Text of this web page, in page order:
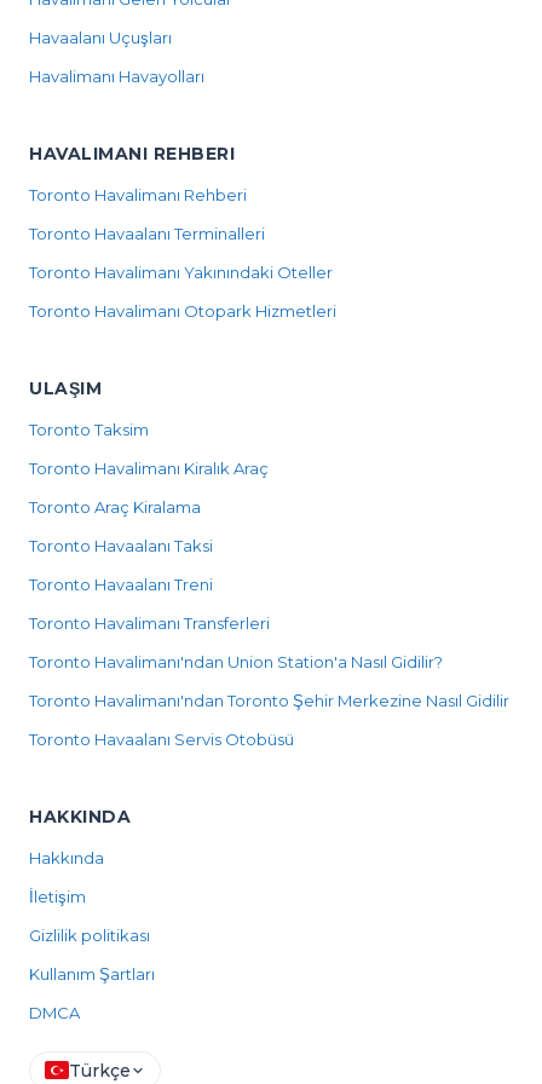
Havaalanı Uçuşları
Havalimanı Havayolları
HAVALIMANI REHBERI
Toronto Havalimanı Rehberi
Toronto Havaalanı Terminalleri
Toronto Havalimanı Yakınındaki Oteller
Toronto Havalimanı Otopark Hizmetleri
ULAŞIM
Toronto Taksim
Toronto Havalimanı Kiralık Araç
Toronto Araç Kiralama
Toronto Havaalanı Taksi
Toronto Havaalanı Treni
Toronto Havalimanı Transferleri
Toronto Havalimanı'ndan Union Station'a Nasıl Gidilir?
Toronto Havalimanı'ndan Toronto Şehir Merkezine Nasıl Gidilir
Toronto Havaalanı Servis Otobüsü
HAKKINDA
Hakkında
İletişim
Gizlilik politikası
Kullanım Şartları
DMCA
Türkçe